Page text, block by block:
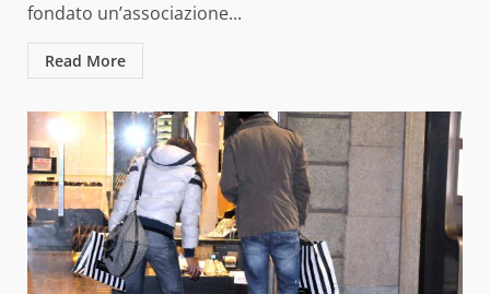
fondato un’associazione...
Read More